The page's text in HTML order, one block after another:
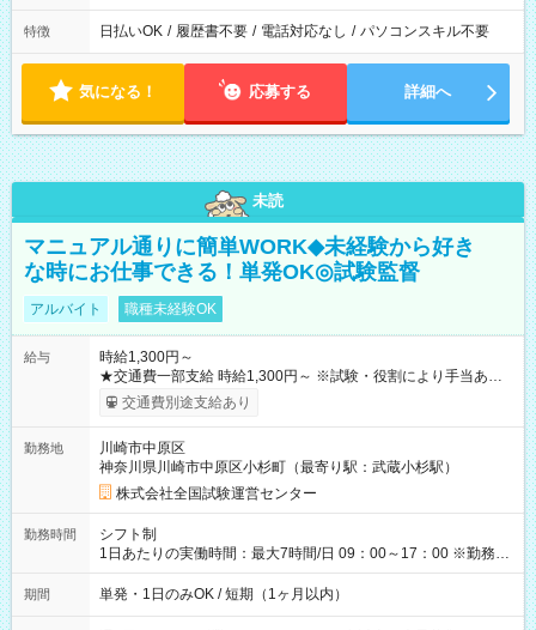
特徴 日払いOK / 履歴書不要 / 電話対応なし / パソコンスキル不要
気になる！ 応募する 詳細へ
未読
マニュアル通りに簡単WORK◆未経験から好き
な時にお仕事できる！単発OK◎試験監督
アルバイト 職種未経験OK
給与
時給1,300円～
★交通費一部支給 時給1,300円～ ※試験・役割により手当あり
※勤務回数により昇給あり 【即給（前払い）オプションあ
り！】 希望される場合、勤務から1週間ほどで給与の一部を受け
例】 ・河合塾模擬試験 8:30～17:30（休憩1時間） 時給1,300円
×8時間＝日収10,400円＋交通費 ※当日の役割により時給＋100
円の場合あり ・国家試験 7:00～13:30（休憩なし） 時給1,300
円（役割手当＋100円）×6時間＝日収8,400円＋交通費 【試用期
間】試用期間なし
交通費別途支給あり
勤務地
川崎市中原区
神奈川県川崎市中原区小杉町（最寄り駅：武蔵小杉駅）
株式会社全国試験運営センター
勤務時間
シフト制
1日あたりの実働時間：最大7時間/日 09：00～17：00 ※勤務時
間は 試験により異なります。
期間 単発・1日のみOK / 短期（1ヶ月以内）